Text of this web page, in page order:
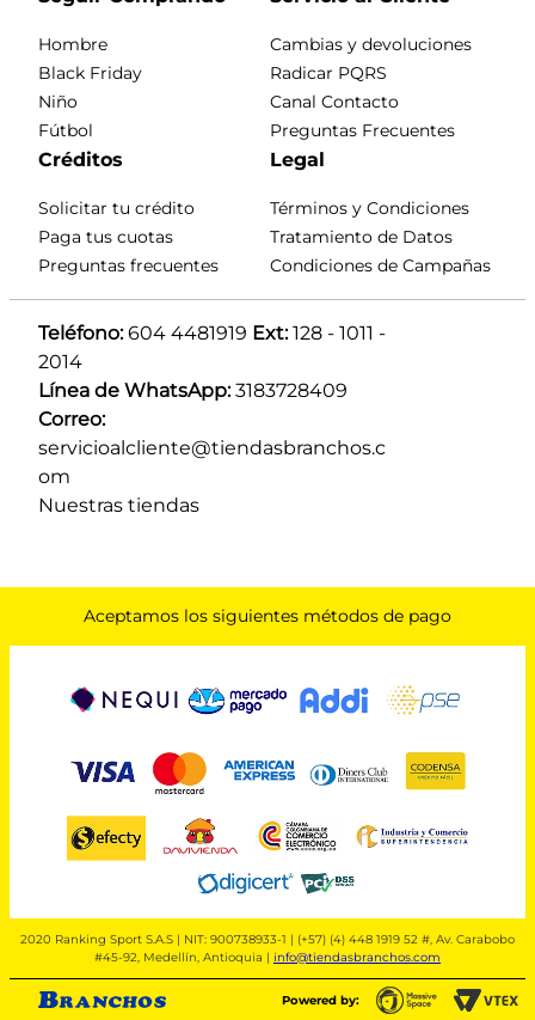
Hombre
Black Friday
Niño
Fútbol
Cambias y devoluciones
Radicar PQRS
Canal Contacto
Preguntas Frecuentes
Créditos
Solicitar tu crédito
Paga tus cuotas
Preguntas frecuentes
Legal
Términos y Condiciones
Tratamiento de Datos
Condiciones de Campañas
Teléfono: 604 4481919 Ext: 128 - 1011 -
2014
Línea de WhatsApp: 3183728409
Correo:
servicioalcliente@tiendasbranchos.c
om
Nuestras tiendas
Aceptamos los siguientes métodos de pago
2020 Ranking Sport S.A.S | NIT: 900738933-1 | (+57) (4) 448 1919 52 #, Av. Carabobo
#45-92, Medellín, Antioquia | info@tiendasbranchos.com
Powered by: